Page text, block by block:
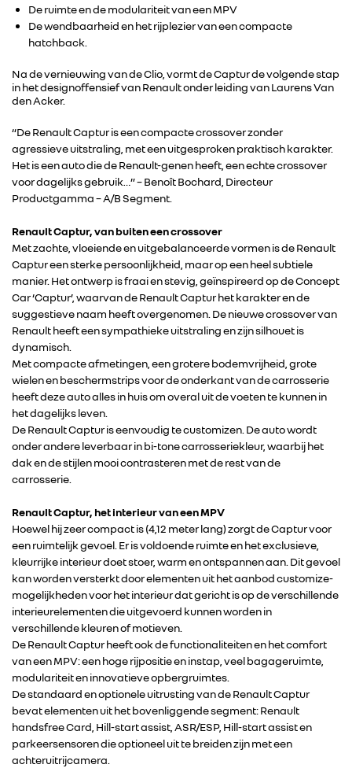
RENAULT GROUP
RENAULT
De ruimte en de modulariteit van een MPV
De wendbaarheid en het rijplezier van een compacte
hatchback.
Na de vernieuwing van de Clio, vormt de Captur de volgende stap
in het designoffensief van Renault onder leiding van Laurens Van
den Acker.
“De Renault Captur is een compacte crossover zonder
agressieve uitstraling, met een uitgesproken praktisch karakter.
Het is een auto die de Renault-genen heeft, een echte crossover
voor dagelijks gebruik…” – Benoît Bochard, Directeur
Productgamma – A/B Segment.
Renault Captur, van buiten een crossover
Met zachte, vloeiende en uitgebalanceerde vormen is de Renault
Captur een sterke persoonlijkheid, maar op een heel subtiele
manier. Het ontwerp is fraai en stevig, geïnspireerd op de Concept
Car ‘Captur’, waarvan de Renault Captur het karakter en de
suggestieve naam heeft overgenomen. De nieuwe crossover van
Renault heeft een sympathieke uitstraling en zijn silhouet is
dynamisch.
Met compacte afmetingen, een grotere bodemvrijheid, grote
wielen en beschermstrips voor de onderkant van de carrosserie
heeft deze auto alles in huis om overal uit de voeten te kunnen in
het dagelijks leven.
De Renault Captur is eenvoudig te customizen. De auto wordt
onder andere leverbaar in bi-tone carrosseriekleur, waarbij het
dak en de stijlen mooi contrasteren met de rest van de
carrosserie.
Renault Captur, het interieur van een MPV
Hoewel hij zeer compact is (4,12 meter lang) zorgt de Captur voor
een ruimtelijk gevoel. Er is voldoende ruimte en het exclusieve,
kleurrijke interieur doet stoer, warm en ontspannen aan. Dit gevoel
kan worden versterkt door elementen uit het aanbod customize-
mogelijkheden voor het interieur dat gericht is op de verschillende
interieurelementen die uitgevoerd kunnen worden in
verschillende kleuren of motieven.
De Renault Captur heeft ook de functionaliteiten en het comfort
van een MPV: een hoge rijpositie en instap, veel bagageruimte,
modulariteit en innovatieve opbergruimtes.
De standaard en optionele uitrusting van de Renault Captur
bevat elementen uit het bovenliggende segment: Renault
handsfree Card, Hill-start assist, ASR/ESP, Hill-start assist en
parkeersensoren die optioneel uit te breiden zijn met een
achteruitrijcamera.